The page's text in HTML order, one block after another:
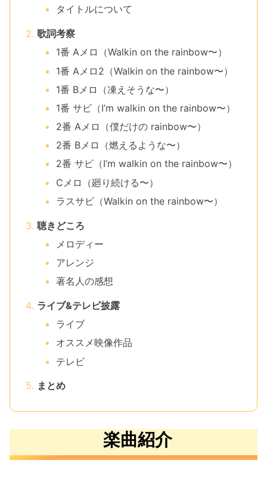
タイトルについて
歌詞考察
1番 Aメロ（Walkin on the rainbow〜）
1番 Aメロ2（Walkin on the rainbow〜）
1番 Bメロ（凍えそうな〜）
1番 サビ（I’m walkin on the rainbow〜）
2番 Aメロ（僕だけの rainbow〜）
2番 Bメロ（燃えるような〜）
2番 サビ（I’m walkin on the rainbow〜）
Cメロ（廻り続ける〜）
ラスサビ（Walkin on the rainbow〜）
聴きどころ
メロディー
アレンジ
著名人の感想
ライブ&テレビ披露
ライブ
オススメ映像作品
テレビ
まとめ
楽曲紹介